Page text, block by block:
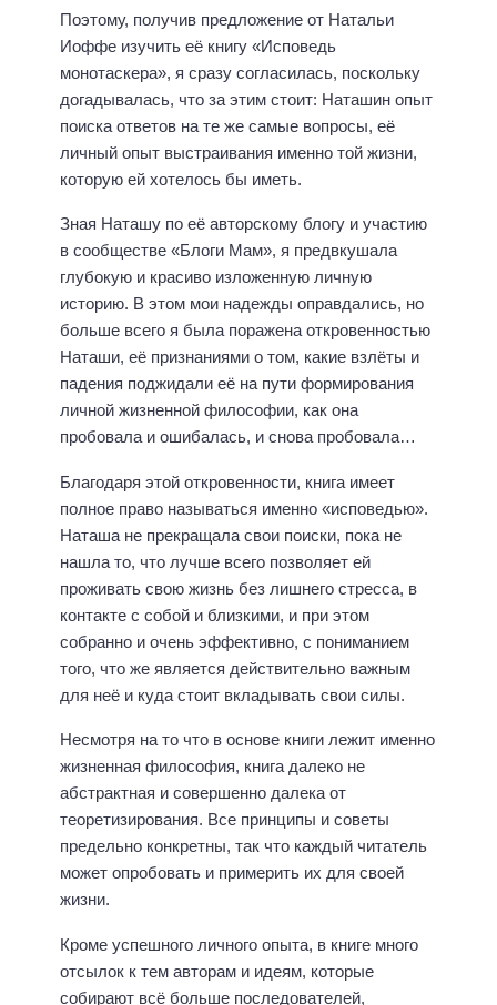
Поэтому, получив предложение от Натальи
Иоффе изучить её книгу «Исповедь
монотаскера», я сразу согласилась, поскольку
догадывалась, что за этим стоит: Наташин опыт
поиска ответов на те же самые вопросы, её
личный опыт выстраивания именно той жизни,
которую ей хотелось бы иметь.
Зная Наташу по её авторскому блогу и участию
в сообществе «Блоги Мам», я предвкушала
глубокую и красиво изложенную личную
историю. В этом мои надежды оправдались, но
больше всего я была поражена откровенностью
Наташи, её признаниями о том, какие взлёты и
падения поджидали её на пути формирования
личной жизненной философии, как она
пробовала и ошибалась, и снова пробовала…
Благодаря этой откровенности, книга имеет
полное право называться именно «исповедью».
Наташа не прекращала свои поиски, пока не
нашла то, что лучше всего позволяет ей
проживать свою жизнь без лишнего стресса, в
контакте с собой и близкими, и при этом
собранно и очень эффективно, с пониманием
того, что же является действительно важным
для неё и куда стоит вкладывать свои силы.
Несмотря на то что в основе книги лежит именно
жизненная философия, книга далеко не
абстрактная и совершенно далека от
теоретизирования. Все принципы и советы
предельно конкретны, так что каждый читатель
может опробовать и примерить их для своей
жизни.
Кроме успешного личного опыта, в книге много
отсылок к тем авторам и идеям, которые
собирают всё больше последователей,